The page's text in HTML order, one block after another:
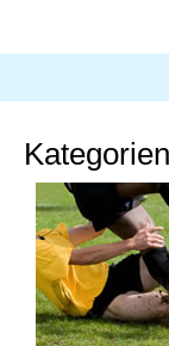
Kategorien